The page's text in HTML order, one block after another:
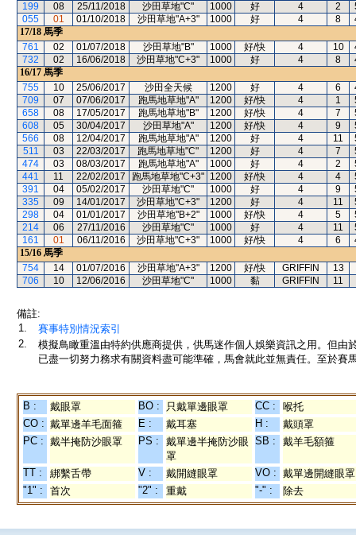
199
08 25/11/2018 沙田草地"C" 1000 好 4 2
055
01 01/10/2018 沙田草地"A+3" 1000 好 4 8
17/18 馬季
761
02 01/07/2018 沙田草地"B" 1000 好/快 4 10
732
02 16/06/2018 沙田草地"C+3" 1000 好 4 8
16/17 馬季
755
10 25/06/2017 沙田全天候 1200 好 4 6
709
07 07/06/2017 跑馬地草地"A" 1200 好/快 4 1
658
08 17/05/2017 跑馬地草地"B" 1200 好/快 4 7
608
05 30/04/2017 沙田草地"A" 1200 好/快 4 9
566
08 12/04/2017 跑馬地草地"A" 1200 好 4 11
511
03 22/03/2017 跑馬地草地"C" 1200 好 4 7
474
03 08/03/2017 跑馬地草地"A" 1000 好 4 2
441
11 22/02/2017 跑馬地草地"C+3" 1200 好/快 4 4
391
04 05/02/2017 沙田草地"C" 1000 好 4 9
335
09 14/01/2017 沙田草地"C+3" 1200 好 4 11
298
04 01/01/2017 沙田草地"B+2" 1000 好/快 4 5
214
06 27/11/2016 沙田草地"C" 1000 好 4 11
161
01 06/11/2016 沙田草地"C+3" 1000 好/快 4 6
15/16 馬季
754
14 01/07/2016 沙田草地"A+3" 1200 好/快 GRIFFIN
13
706
10 12/06/2016 沙田草地"C" 1000 黏 GRIFFIN 11
備註:
1.
賽事特別情況索引
2.
模擬鳥瞰重溫由特約供應商提供，供馬迷作個人娛樂資訊之用。但
已盡一切努力務求有關資料盡可能準確，馬會就此並無責任。至於賽
B : 戴眼罩 BO : 只戴單邊眼罩 CC :
喉托
CO : 戴單邊羊毛面箍 E : 戴耳塞 H :
戴頭罩
PC : 戴半掩防沙眼罩 PS :
戴單邊半掩防沙眼
罩
SB : 戴羊毛額箍
TT : 綁繫舌帶 V : 戴開縫眼罩 VO : 戴單邊開縫眼罩
"1" :
首次 "2" : 重戴 "-" : 除去